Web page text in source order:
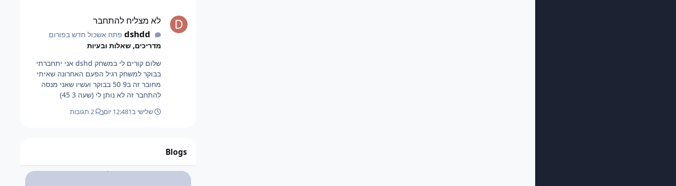
לא מצליח להתחבר
dshddפתח אשכול חדש בפורום
מדריכים, שאלות ובעיות
שלום קורים לי במשחק dshd אני יתחברתי
בבוקר למשחק רגיל הפעם האחרונה שאיתי
מחובר זה ב9 50 בבוקר ועשיו שאני מנסה
להתחבר זה לא נותן לי (שעה 3 45)
שלישי ב12:481 יום 2 תגובות
Blogs